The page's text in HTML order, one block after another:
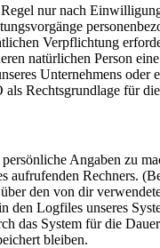
nur nach
Verpflichtung
natürlichen Person
Unternehmens
Rechtsgrundlage für
Angaben zu
aufrufenden Rechners.
den von dir
Logfiles unseres
das System für die
bleiben.